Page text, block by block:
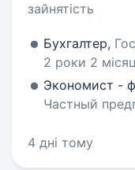
зайнятість
Бухгалтер,
2 роки 2
Экономист -
Частный
4 дні тому